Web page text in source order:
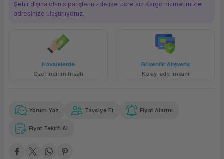
Şehir dışına olan siparişlerinizde ise Ücretsiz Kargo hizmetimizle
adresinize ulaştırııyoruz.
Havalelerde
Özel indirim fırsatı
Güvenilir Alışveriş
Kolay iade imkanı
Yorum Yaz Tavsiye Et Fiyat Alarmı
Fiyat Teklifi Al